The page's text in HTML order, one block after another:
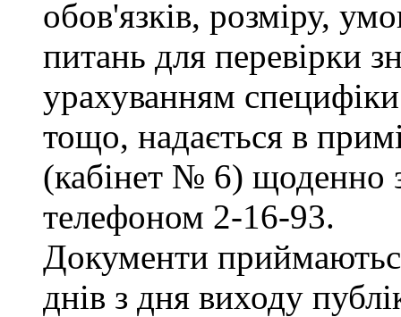
обов'язків, розміру,
питань для перевірки
урахуванням
тощо, надається в
(кабінет № 6) щоденно
телефоном 2-16-93.
Документи
днів з дня виходу